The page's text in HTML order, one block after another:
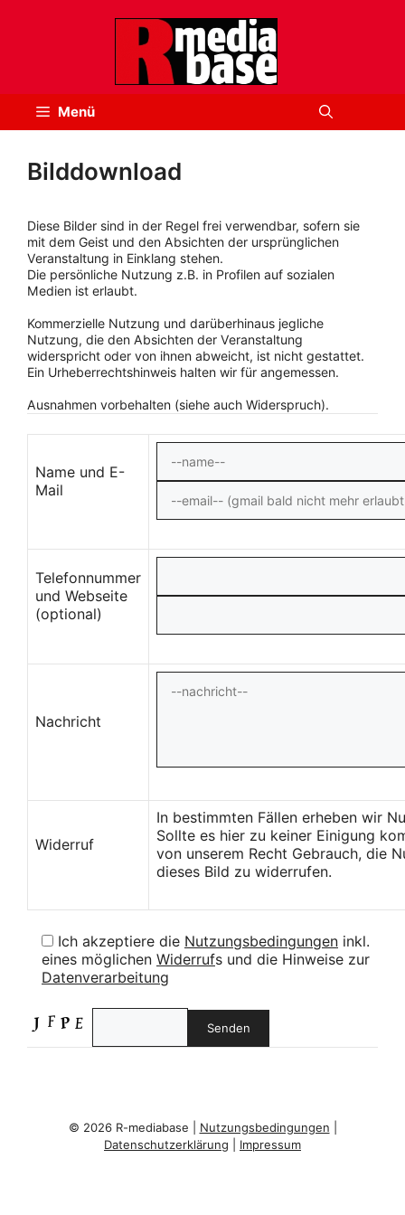
Menü
Bilddownload
Diese Bilder sind in der Regel frei verwendbar, sofern sie
mit dem Geist und den Absichten der ursprünglichen
Veranstaltung in Einklang stehen.
Die persönliche Nutzung z.B. in Profilen auf sozialen
Medien ist erlaubt.
Kommerzielle Nutzung und darüberhinaus jegliche
Nutzung, die den Absichten der Veranstaltung
widerspricht oder von ihnen abweicht, ist nicht gestattet.
Ein Urheberrechtshinweis halten wir für angemessen.
Ausnahmen vorbehalten (siehe auch Widerspruch).
Name und E-
Mail
Telefonnummer
und Webseite
(optional)
Nachricht
Widerruf
In bestimmten Fällen erheben wir
Sollte es hier zu keiner Einigung
von unserem Recht Gebrauch, die
dieses Bild zu widerrufen.
Ich akzeptiere die Nutzungsbedingungen inkl.
eines möglichen Widerrufs und die Hinweise zur
Datenverarbeitung
© 2026 R-mediabase | Nutzungsbedingungen
Datenschutzerklärung
Impressum